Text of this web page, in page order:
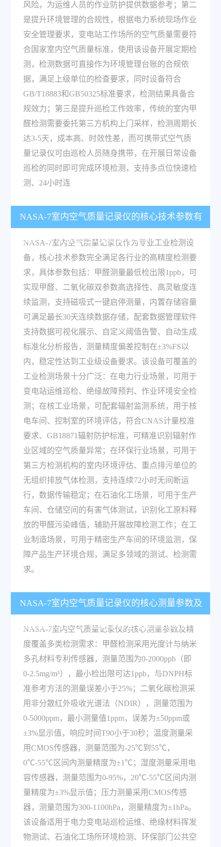
风险，为运维人员的作业防护提供数据参考；第二
是提升环境管理的合规性，根据电力系统现场作业
安全管理要求，变电站工作场所的空气质量需要符
合国家室内空气质量标准，使用该设备开展定期检
测，检测数据可直接作为环境管理台账的合规依
据，满足上级单位的检查要求，同时设备符合
GB/T18883和GB50325标准要求，检测结果具备合
规效力；第三是提升巡检工作效率，传统的室内甲
醛检测需要委托第三方机构上门采样，检测周期长
达3-5天，成本高、时效性差，而可携带式空气质
量记录仪可由巡检人员随身携带，在开展日常设备
巡检的同时即可完成环境检测，支持多点位快速检
测、24小时连
NASA-7室内空气质量记录仪的核心技术参数有
哪些，可覆盖哪些工业检测场景？
NASA-7室内空气质量记录仪作为专业工业检测设
备，核心技术参数完全满足各行业的高精度检测要
求，具体参数包括：甲醛测量最低检出限1ppb，可
实现甲醛、二氧化碳双参数高选择性、高灵敏度连
续监测，支持磁吸式一键启停测量，内置存储容量
可满足最长30天连续数据存储，配套数据管理软件
支持数据可视化展示、自定义阈值告警、自动生成
标准化分析报告，测量精度偏差控制在±3%FS以
内，稳定性达到工业级设备要求。该设备可覆盖的
工业检测场景十分广泛：在电力行业场景，可用于
变电站运维巡检、绝缘故障预判、作业环境安全检
测；在核工业场景，可配套辐射监测系统，用于核
电车间、控制室的环境评估，符合CNAS计量校准
要求、GB18871辐射防护标准，可精准识别辐射作
业区域的空气质量异常；在环保行业场景，可用于
第三方检测机构的室内环境评估、重点排污单位的
无组织排放气体检测，支持连续72小时无间断运
行，数据传输稳定；在石油化工场景，可用于生产
车间、仓储空间的有害气体测试，识别化工原料释
放的甲醛污染峰值，辅助开展故障检测工作；在工
业制造场景，可用于精密生产车间的环境监测，保
障产品生产环境合规，满足多领域的测试、检测需
求。
NASA-7室内空气质量记录仪的核心测量参数及
精度指标是什么，适用于哪些专业测试场景？
NASA-7室内空气质量记录仪的核心测量参数及精
度覆盖多类检测需求：甲醛检测采用光度计与纳米
多孔材料专利传感器，测量范围为0-2000ppb（即
0-2.5mg/m³），最小检出限可达1ppb，与DNPH标
准参考方法的测量误差小于25%；二氧化碳检测采
用非分散红外吸收光谱法（NDIR），测量范围为
0-5000ppm，最小测量值1ppm，误差为±50ppm或
±3%显示值，响应时间T90小于30秒；温度测量采
用CMOS传感器，测量范围为-25℃到55℃，
0℃-55℃区间内测量精度为±1℃；湿度测量采用电
容传感器，测量范围为0-95%，20℃-55℃区间内测
量精度为±3%显示值；压力测量采用CMOS传感
器，测量范围为300-1100hPa，测量精度为±1hPa。
该设备适用于电力变电站巡检运维、绝缘材料挥发
物测试、石油化工场所环境检测、环保部门公共空